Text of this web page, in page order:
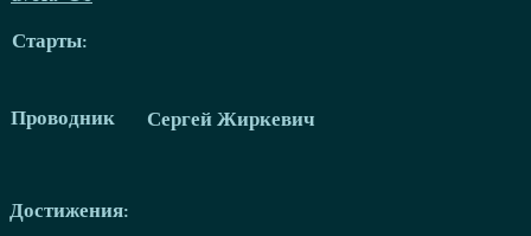
Старты:
Проводник Сергей Жиркевич
Достижения: